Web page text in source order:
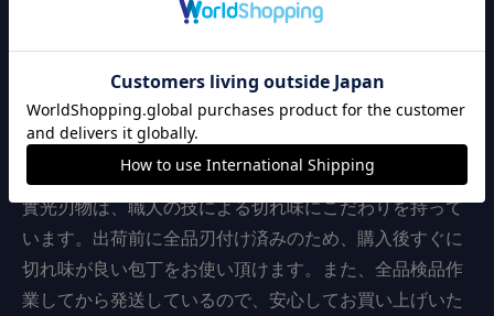
選ばれる3つの理由
120年以上継承された
こだわりの切れ味
實光刃物は、職人の技による切れ味にこだわりを持って
います。出荷前に全品刃付け済みのため、購入後すぐに
切れ味が良い包丁をお使い頂けます。また、全品検品作
業してから発送しているので、安心してお買い上げいた